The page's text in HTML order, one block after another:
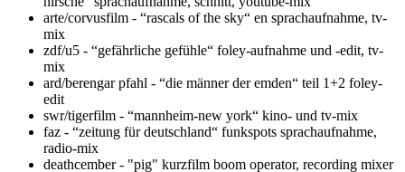
arte/corvusfilm - “rascals of the sky“ en sprachaufnahme, tv-
mix
zdf/u5 - “gefährliche gefühle“ foley-aufnahme und -edit, tv-
mix
ard/berengar pfahl - “die männer der emden“ teil 1+2 foley-
edit
swr/tigerfilm - “mannheim-new york“ kino- und tv-mix
faz - “zeitung für deutschland“ funkspots sprachaufnahme,
radio-mix
deathcember - "pig" kurzfilm boom operator, recording mixer